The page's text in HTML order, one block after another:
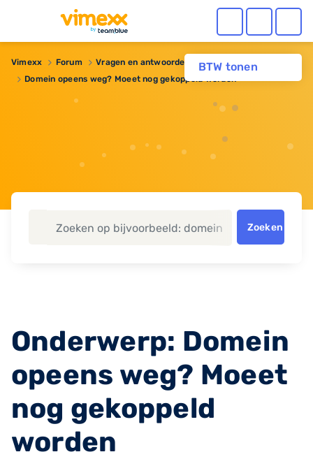
BTW tonen
Vimexx Forum Vragen en antwoorden
Webhosting
Domein opeens weg? Moeet nog gekoppeld worden
Zoeken
Onderwerp: Domein
opeens weg? Moeet
nog gekoppeld
worden